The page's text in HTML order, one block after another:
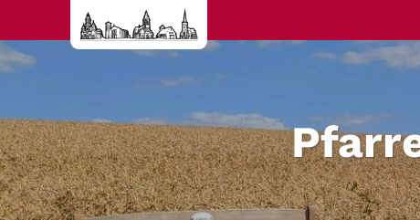
Zum Inhalt springen